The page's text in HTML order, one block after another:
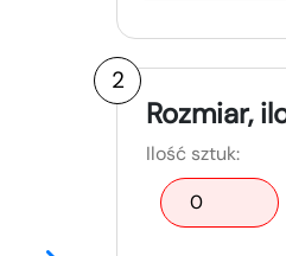
2
Rozmiar,
Ilość sztuk: